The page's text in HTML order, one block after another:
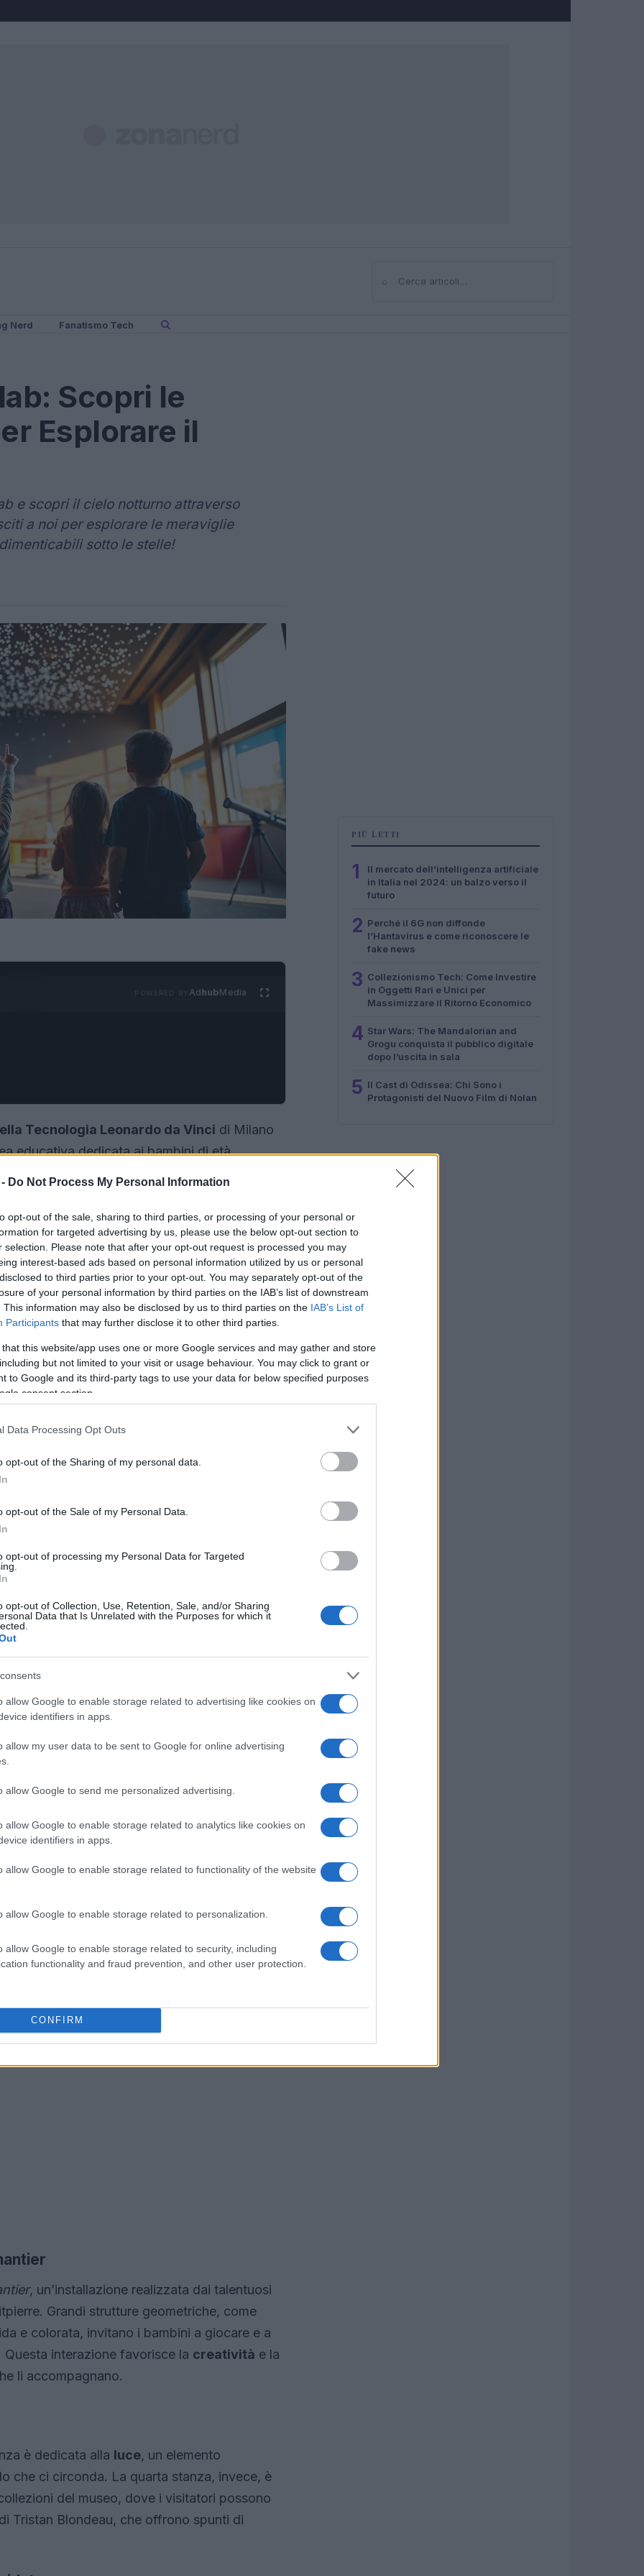
Do Not Process My Personal Information
opt-out of the sale, sharing to third parties, or processing of your personal or
for targeted advertising by us, please use the below opt-out section to
selection. Please note that after your opt-out request is processed you may
interest-based ads based on personal information utilized by us or personal
to third parties prior to your opt-out. You may separately opt-out of the
of your personal information by third parties on the IAB’s list of downstream
This information may also be disclosed by us to third parties on the IAB’s List of
Participants that may further disclose it to other third parties.
that this website/app uses one or more Google services and may gather and store
but not limited to your visit or usage behaviour. You may click to grant or
to Google and its third-party tags to use your data for below specified purposes
consent section.
Data Processing Opt Outs
opt-out of the Sharing of my personal data.
opt-out of the Sale of my Personal Data.
opt-out of processing my Personal Data for Targeted
opt-out of Collection, Use, Retention, Sale, and/or Sharing
Data that Is Unrelated with the Purposes for which it
allow Google to enable storage related to advertising like cookies on
identifiers in apps.
allow my user data to be sent to Google for online advertising
allow Google to send me personalized advertising.
allow Google to enable storage related to analytics like cookies on
identifiers in apps.
allow Google to enable storage related to functionality of the website
allow Google to enable storage related to personalization.
allow Google to enable storage related to security, including
functionality and fraud prevention, and other user protection.
CONFIRM
⌕Cerca
Nerd Fanatismo Tech
Scopri le
Esplorare il
e scopri il cielo notturno attraverso
a noi per esplorare le meraviglie
sotto le stelle!
AdhubMedia
Tecnologia Leonardo da Vinci di Milano
educativa dedicata ai bambini di età
primo anniversario. Per rendere questa
ha previsto una straordinaria novità che
ilcielo notturno.
una nuova attività intitolata‘Il cielo nella
unica per i bambini di immergersi nel
e giochi luminosi. I visitatori potranno
le costellazioni e trasformando
con gli altri spazi di
giocare, inventare e raccontare storie,
uno dei cinque ambienti, rappresenta un
fondono, consentendo ai piccoli di esplorare
ognuna delle quali offre esperienze
immergersi in un
loro di dondolare e nascondersi tra i
e incoraggia il gioco libero.
, un’installazione realizzata dai talentuosi
Grandi strutture geometriche, come
e colorata, invitano i bambini a giocare e a
interazione favorisce la creatività e la
li accompagnano.
è dedicata alla luce, un elemento
che ci circonda. La quarta stanza, invece, è
del museo, dove i visitatori possono
Tristan Blondeau, che offrono spunti di
PIÙ LETTI
1
Il mercato dell’intelligenza artificiale
in Italia nel 2024: un balzo verso il
futuro
2 Perché il 6G non diffonde
l’Hantavirus e come riconoscere le
fake news
3 Collezionismo Tech: Come Investire
in Oggetti Rari e Unici per
Massimizzare il Ritorno Economico
4 Star Wars: The Mandalorian and
Grogu conquista il pubblico digitale
dopo l’uscita in sala
5 Il Cast di Odissea: Chi Sono i
Protagonisti del Nuovo Film di Nolan